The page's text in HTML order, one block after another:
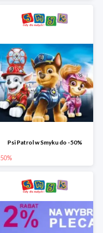
Psi Patrol w Smyku do -50%
50%